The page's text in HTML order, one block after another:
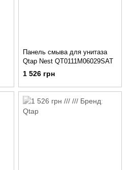
Панель смыва для унитаза
Qtap Nest QT0111M06029SAT
1 526 грн